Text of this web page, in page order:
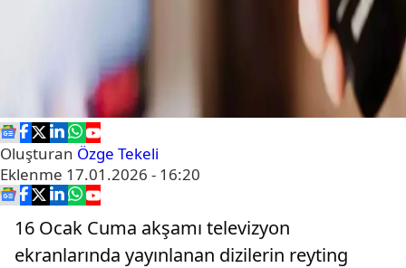
Oluşturan Özge Tekeli
Eklenme 17.01.2026 - 16:20
16 Ocak Cuma akşamı televizyon
ekranlarında yayınlanan dizilerin reyting